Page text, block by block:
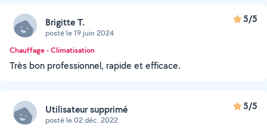
Brigitte T.
posté le 19 juin 2024
5/5
Chauffage - Climatisation
Très bon professionnel, rapide et efficace.
Utilisateur supprimé
posté le 02 déc. 2022
5/5